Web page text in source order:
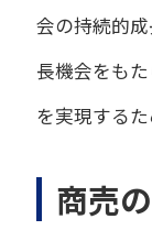
会の持続的
長機会をも
を実現するた
商売